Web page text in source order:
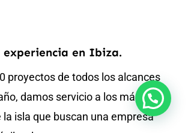
experiencia en Ibiza.
proyectos de todos los alcances
damos servicio a los más
isla que buscan una empresa